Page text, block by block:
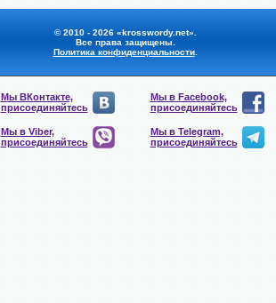
© 2010 - 2026 «krosswordy.net».
Все права защищены.
Политика конфиденциальности.
Мы ВКонтакте,
присоединяйтесь
Мы в Facebook,
присоединяйтесь
Мы в Viber,
присоединяйтесь
Мы в Telegram,
присоединяйтесь